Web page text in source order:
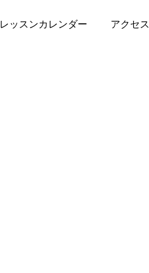
レッスンカレンダー アクセス